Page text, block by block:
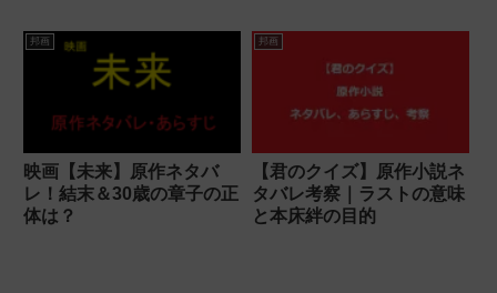
邦画
映画【未来】原作ネタバ
レ！結末＆30歳の章子の正
体は？
邦画
【君のクイズ】原作小説ネ
タバレ考察｜ラストの意味
と本床絆の目的